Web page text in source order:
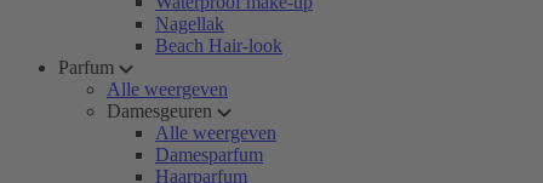
Nagellak
Beach Hair-look
Parfum
Alle weergeven
Damesgeuren
Alle weergeven
Damesparfum
Haarparfum